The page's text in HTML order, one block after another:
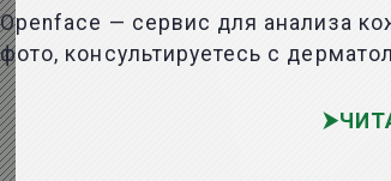
Openface — сервис для анализа
фото, консультируетесь с